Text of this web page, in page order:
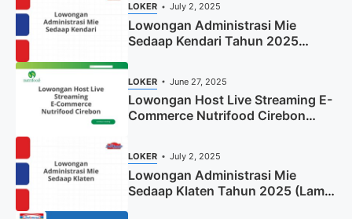
LOKER July 2, 2025
Lowongan Administrasi Mie
Sedaap Kendari Tahun 2025
LOKER June 27, 2025
Lowongan Host Live Streaming E-
Commerce Nutrifood Cirebon
LOKER July 2, 2025
Lowongan Administrasi Mie
Sedaap Klaten Tahun 2025 (Lamar